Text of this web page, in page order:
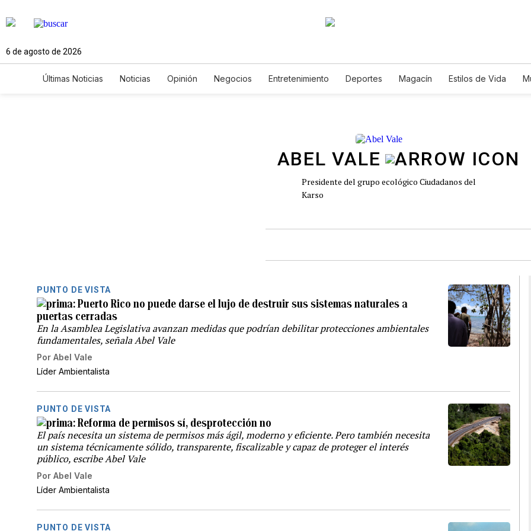
6 de agosto de 2026
Últimas Noticias Noticias Opinión Negocios Entretenimiento Deportes Magacín Estilos de Vida
ABEL VALE
Presidente del grupo ecológico Ciudadanos del
Karso
PUNTO DE VISTA
Puerto Rico no puede darse el lujo de destruir sus sistemas naturales a
puertas cerradas
En la Asamblea Legislativa avanzan medidas que podrían debilitar protecciones ambientales
fundamentales, señala Abel Vale
Por Abel Vale
Líder Ambientalista
PUNTO DE VISTA
Reforma de permisos sí, desprotección no
El país necesita un sistema de permisos más ágil, moderno y eficiente. Pero también necesita
un sistema técnicamente sólido, transparente, fiscalizable y capaz de proteger el interés
público, escribe Abel Vale
Por Abel Vale
Líder Ambientalista
PUNTO DE VISTA